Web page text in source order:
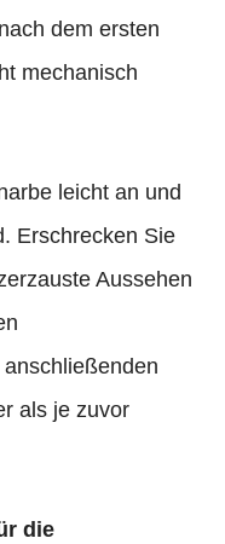
dem ersten
mechanisch
leicht an und
Erschrecken Sie
Aussehen
als je zuvor
die